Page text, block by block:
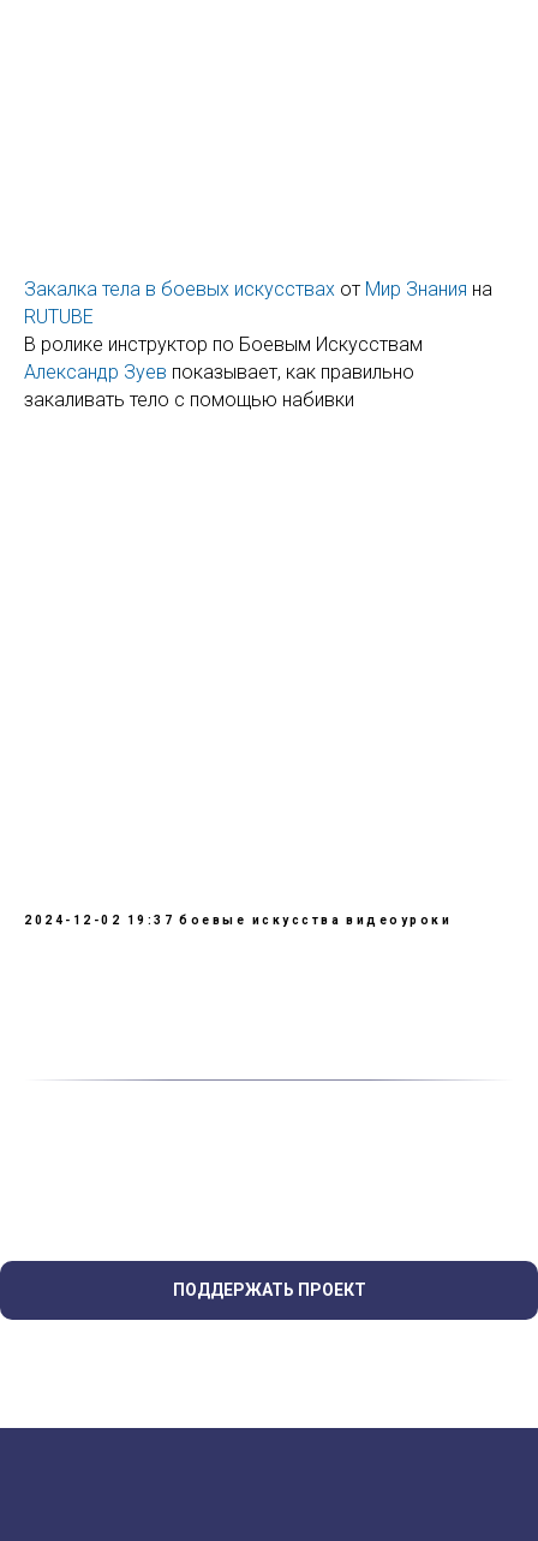
Закалка тела в боевых искусствах от Мир Знания на
RUTUBE
В ролике инструктор по Боевым Искусствам
Александр Зуев показывает, как правильно
закаливать тело с помощью набивки
2024-12-02 19:37 боевые искусства видеоуроки
ПОДДЕРЖАТЬ ПРОЕКТ